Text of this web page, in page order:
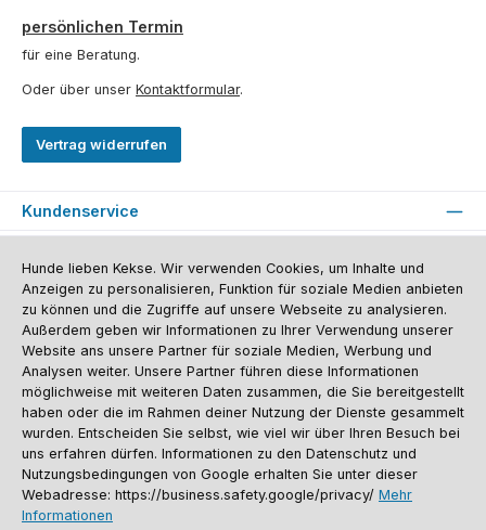
persönlichen Termin
für eine Beratung.
Oder über unser Kontaktformular.
Vertrag widerrufen
Kundenservice
Social Media und Kontakt
Versandinformationen
Kontakt
Batterieentsorgung
Warenrücksendung Sporthund Katalog
Alle Preise inkl. gesetzl. Mehrwertsteuer zzgl.Versandkosten, wenn nicht
anders angegeben. Preise vor dem Login werden in Euro (DE) angezeigt.
Streichpreise = UVP-Preise. Abbildungen ähnlich. Änderungen
vorbehalten.
© 2026 Sporthund - Alle Rechte vorbehalten. Theme by
ThemeWare®
Hunde lieben Kekse. Wir verwenden Cookies, um Inhalte und
Anzeigen zu personalisieren, Funktion für soziale Medien anbieten
zu können und die Zugriffe auf unsere Webseite zu analysieren.
Außerdem geben wir Informationen zu Ihrer Verwendung unserer
Website ans unsere Partner für soziale Medien, Werbung und
Analysen weiter. Unsere Partner führen diese Informationen
möglichweise mit weiteren Daten zusammen, die Sie bereitgestellt
haben oder die im Rahmen deiner Nutzung der Dienste gesammelt
wurden. Entscheiden Sie selbst, wie viel wir über Ihren Besuch bei
uns erfahren dürfen. Informationen zu den Datenschutz und
Nutzungsbedingungen von Google erhalten Sie unter dieser
Webadresse: https://business.safety.google/privacy/ Mehr
Informationen